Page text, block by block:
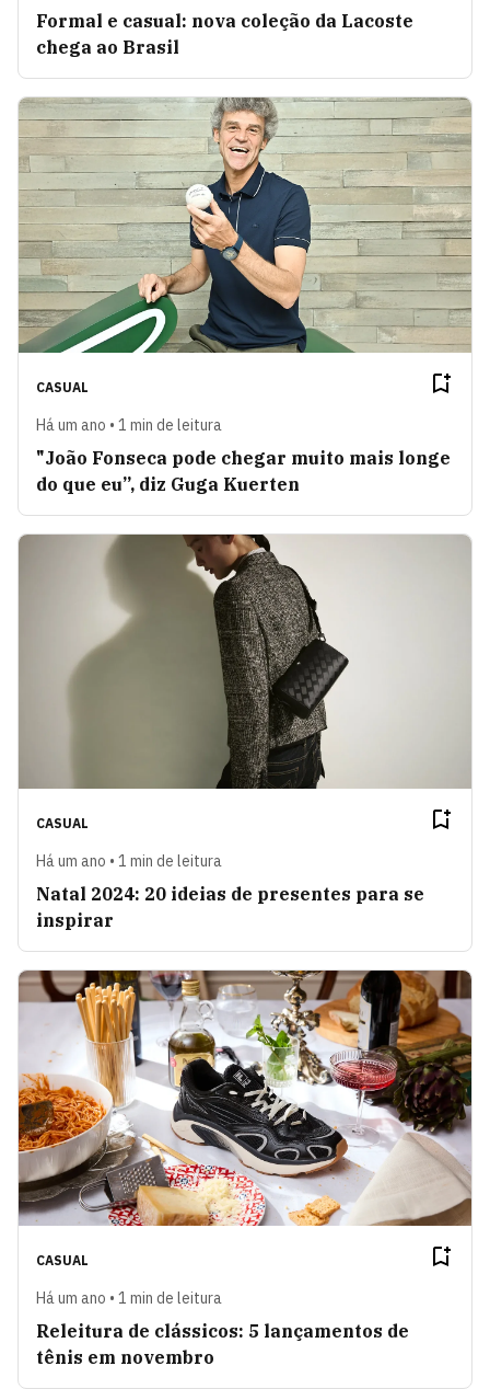
Formal e casual: nova coleção da Lacoste
chega ao Brasil
CASUAL
Há um ano • 1 min de leitura
"João Fonseca pode chegar muito mais longe
do que eu”, diz Guga Kuerten
CASUAL
Há um ano • 1 min de leitura
Natal 2024: 20 ideias de presentes para se
inspirar
CASUAL
Há um ano • 1 min de leitura
Releitura de clássicos: 5 lançamentos de
tênis em novembro